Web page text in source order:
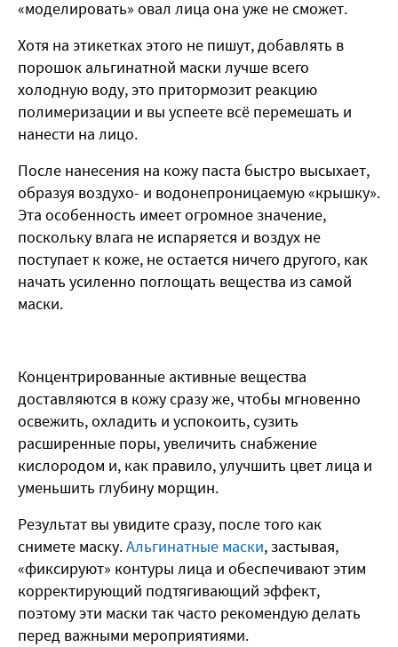
«моделировать» овал лица она уже не сможет.
Хотя на этикетках этого не пишут, добавлять в
порошок альгинатной маски лучше всего
холодную воду, это притормозит реакцию
полимеризации и вы успеете всё перемешать и
нанести на лицо.
После нанесения на кожу паста быстро высыхает,
образуя воздухо- и водонепроницаемую «крышку».
Эта особенность имеет огромное значение,
поскольку влага не испаряется и воздух не
поступает к коже, не остается ничего другого, как
начать усиленно поглощать вещества из самой
маски.
Концентрированные активные вещества
доставляются в кожу сразу же, чтобы мгновенно
освежить, охладить и успокоить, сузить
расширенные поры, увеличить снабжение
кислородом и, как правило, улучшить цвет лица и
уменьшить глубину морщин.
Результат вы увидите сразу, после того как
снимете маску.Альгинатные маски, застывая,
«фиксируют» контуры лица и обеспечивают этим
корректирующий подтягивающий эффект,
поэтому эти маски так часто рекомендую делать
перед важными мероприятиями.